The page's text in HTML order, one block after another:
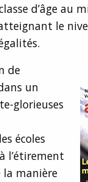
d’âge au
atteignant le
de
un
glorieuses
écoles
l’étirement
manière